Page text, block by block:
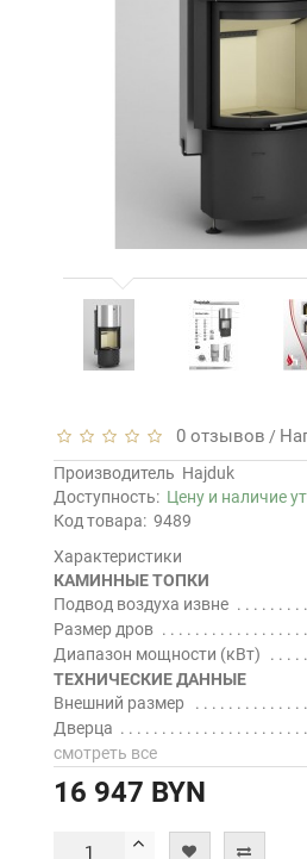
0 отзывов /
Производитель Hajduk
Доступность: Цену и наличие
Код товара: 9489
Характеристики
КАМИННЫЕ ТОПКИ
Подвод воздуха извне
Размер дров
Диапазон мощности (кВт)
ТЕХНИЧЕСКИЕ ДАННЫЕ
Внешний размер
Дверца
смотреть все
16 947 BYN